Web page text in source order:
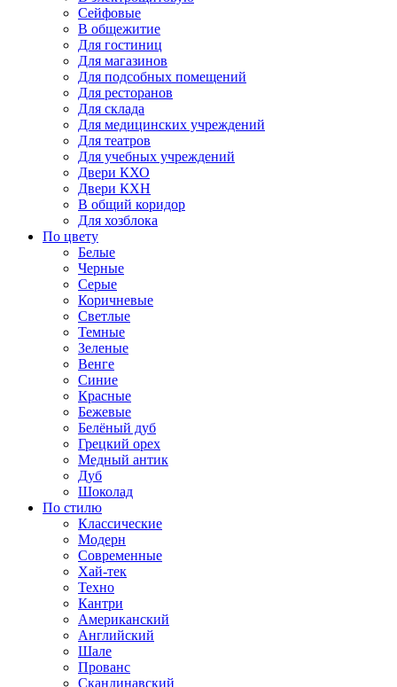
Сейфовые
В общежитие
Для гостиниц
Для магазинов
Для подсобных помещений
Для ресторанов
Для склада
Для медицинских учреждений
Для театров
Для учебных учреждений
Двери КХО
Двери КХН
В общий коридор
Для хозблока
По цвету
Белые
Черные
Серые
Коричневые
Светлые
Темные
Зеленые
Венге
Синие
Красные
Бежевые
Белёный дуб
Грецкий орех
Медный антик
Дуб
Шоколад
По стилю
Классические
Модерн
Современные
Хай-тек
Техно
Кантри
Американский
Английский
Шале
Прованс
Скандинавский